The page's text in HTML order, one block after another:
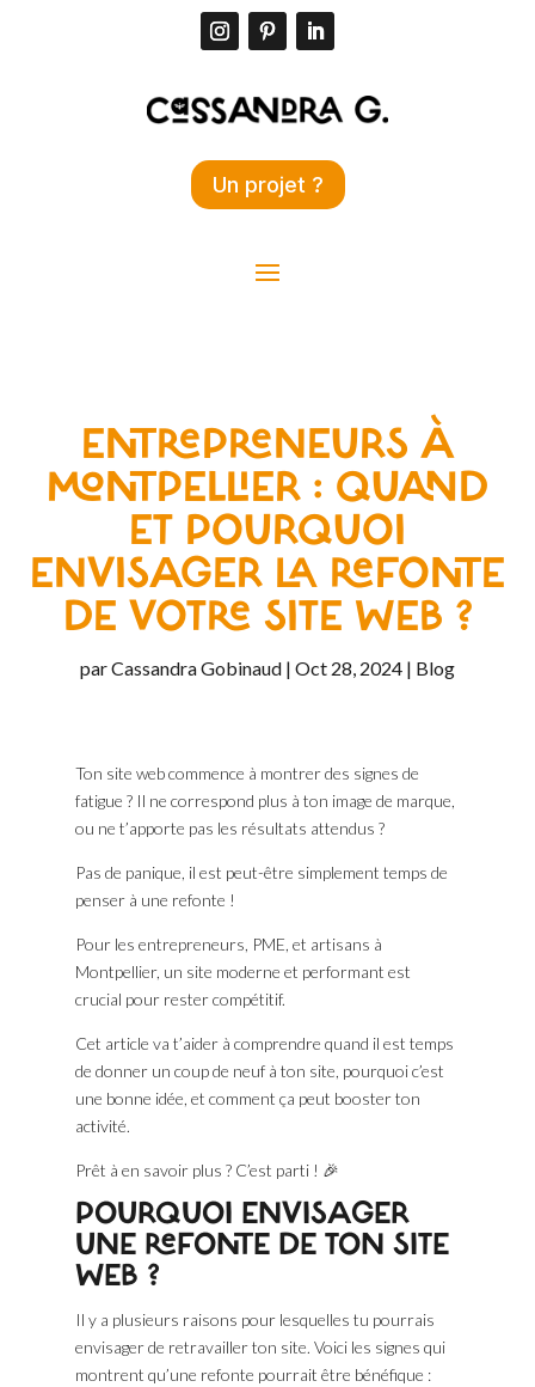
Un projet ?
ENTREPRENEURS À
MONTPELLIER : QUAND
ET POURQUOI
ENVISAGER LA REFONTE
DE VOTRE SITE WEB ?
parCassandra Gobinaud | Oct 28, 2024 | Blog
Ton site web commence à montrer des signes de
fatigue ? Il ne correspond plus à ton image de marque,
ou ne t’apporte pas les résultats attendus ?
Pas de panique, il est peut-être simplement temps de
penser à une refonte !
Pour les entrepreneurs, PME, et artisans à
Montpellier, un site moderne et performant est
crucial pour rester compétitif.
Cet article va t’aider à comprendre quand il est temps
de donner un coup de neuf à ton site, pourquoi c’est
une bonne idée, et comment ça peut booster ton
activité.
Prêt à en savoir plus ? C’est parti ! 🎉
POURQUOI ENVISAGER
UNE REFONTE DE TON SITE
WEB ?
Il y a plusieurs raisons pour lesquelles tu pourrais
envisager de retravailler ton site. Voici les signes qui
montrent qu’une refonte pourrait être bénéfique :